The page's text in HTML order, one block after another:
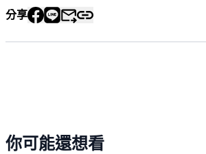
分享
你可能還想看